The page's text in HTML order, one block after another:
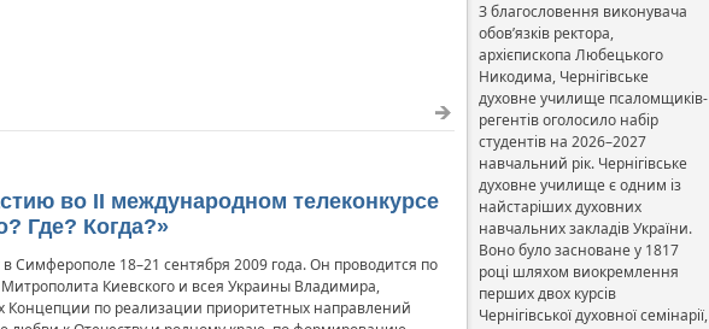
во II международном телеконкурсе
Где? Когда?»
Симферополе 18–21 сентября 2009 года. Он проводится по
Киевского и всея Украины Владимира,
по реализации приоритетных направлений
З благословення виконувача
обов’язків ректора,
архієпископа Любецького
Никодима, Чернігівське
духовне училище псаломщиків-
регентів оголосило набір
студентів на 2026–2027
навчальний рік. Чернігівське
духовне училище є одним із
найстаріших духовних
навчальних закладів України.
Воно було засноване у 1817
році шляхом виокремлення
перших двох курсів
Чернігівської духовної семінарії,